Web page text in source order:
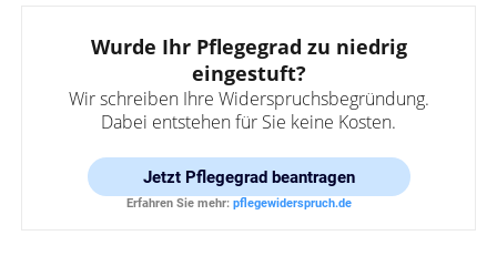
Wurde Ihr Pflegegrad zu niedrig
eingestuft?
Wir schreiben Ihre Widerspruchsbegründung.
Dabei entstehen für Sie keine Kosten.
Jetzt Pflegegrad beantragen
Erfahren Sie mehr: pflegewiderspruch.de